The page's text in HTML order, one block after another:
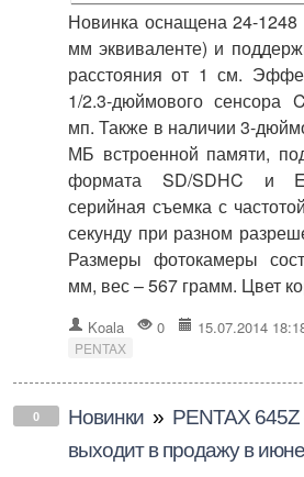
Новинка оснащена 24-
мм эквиваленте) и
расстояния от 1 см.
1/2.3-дюймового сенсора
мп. Также в наличии 3-
МБ встроенной памяти,
формата SD/SDHC и
серийная съемка с
секунду при разном
Размеры фотокамеры
мм, вес – 567 грамм. Цвет
Koala 0 15.07.2014
PENTAX
0 Новинки » PENTAX
выходит в продажу в июне